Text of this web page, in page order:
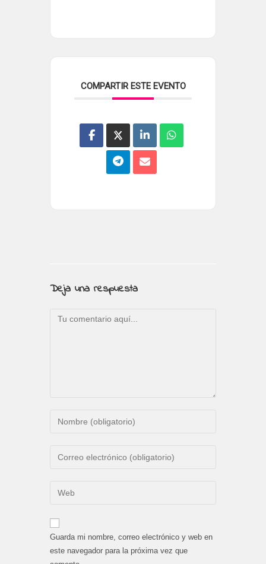
COMPARTIR ESTE EVENTO
Deja una respuesta
Comentario
de
para
comentar
de
electrónico
para
comentar
URL
de
web
Guarda mi nombre, correo electrónico y web en
este navegador para la próxima vez que